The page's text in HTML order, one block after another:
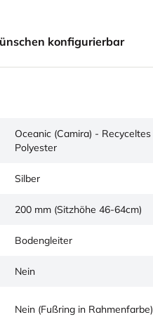
konfigurierbar
Oceanic (Camira) - Recyceltes
Polyester
Silber
200 mm (Sitzhöhe 46-64cm)
Bodengleiter
Nein
Nein (Fußring in Rahmenfarbe)